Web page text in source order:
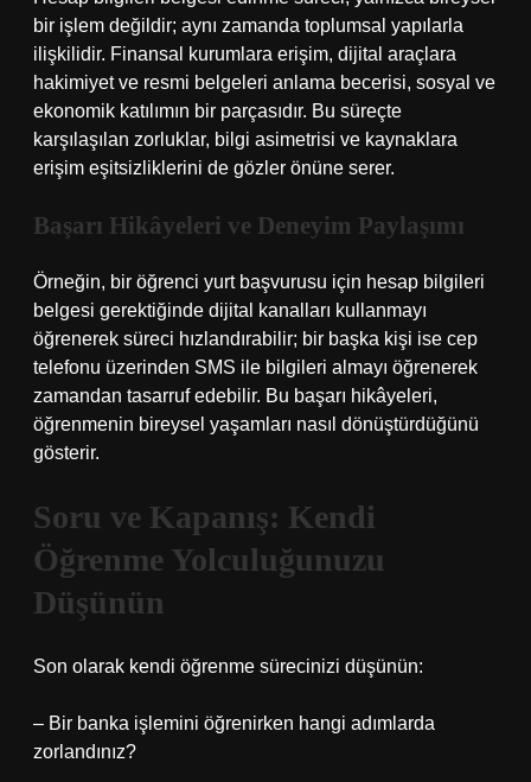
bir işlem değildir; aynı zamanda toplumsal yapılarla
ilişkilidir. Finansal kurumlara erişim, dijital araçlara
hakimiyet ve resmi belgeleri anlama becerisi, sosyal ve
ekonomik katılımın bir parçasıdır. Bu süreçte
karşılaşılan zorluklar, bilgi asimetrisi ve kaynaklara
erişim eşitsizliklerini de gözler önüne serer.
Başarı Hikâyeleri ve Deneyim Paylaşımı
Örneğin, bir öğrenci yurt başvurusu için hesap bilgileri
belgesi gerektiğinde dijital kanalları kullanmayı
öğrenerek süreci hızlandırabilir; bir başka kişi ise cep
telefonu üzerinden SMS ile bilgileri almayı öğrenerek
zamandan tasarruf edebilir. Bu başarı hikâyeleri,
öğrenmenin bireysel yaşamları nasıl dönüştürdüğünü
gösterir.
Soru ve Kapanış: Kendi
Öğrenme Yolculuğunuzu
Düşünün
Son olarak kendi öğrenme sürecinizi düşünün:
– Bir banka işlemini öğrenirken hangi adımlarda
zorlandınız?